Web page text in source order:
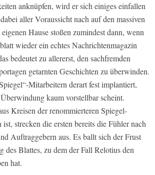
anknüpfen, wird er sich einiges einfallen
aller Voraussicht nach auf den massiven
Hause stoßen zumindest dann, wenn
wieder ein echtes Nachrichtenmagazin
bedeutet zu allererst, den sachfremden
getarnten Geschichten zu überwinden.
Mitarbeitern derart fest implantiert,
kaum vorstellbar scheint.
Kreisen der renommierteren Spiegel-
strecken die ersten bereits die Fühler nach
Auftraggebern aus. Es ballt sich der Frust
des Blattes, zu dem der Fall Relotius den
hat.